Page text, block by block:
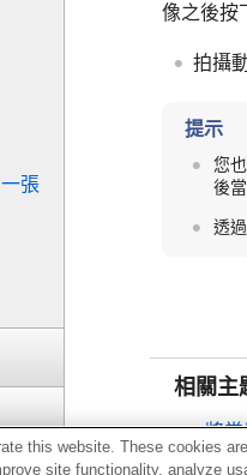
像之後按
拍攝
提示
您
後
透
相關主
將
等
張
this website. These cookies
site functionality, analyze